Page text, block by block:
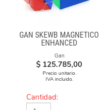
GAN SKEWB MAGNETICO
ENHANCED
Gan
$ 125.785,00
Precio unitario.
IVA incluido.
Cantidad: